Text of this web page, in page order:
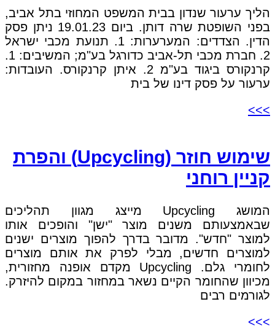
הליך ערעור שנדון בבית המשפט המחוזי בתל אביב,
בפני השופטת שרה דותן. ביום 19.01.23 ניתן פסק
הדין. הצדדים: המערערות: 1. תנועת מכבי ישראל
2. חברת מכבי תל-אביב כדורגל בע"מ; המשיבים: 1.
קרנקורס ביגוד בע"מ 2. איתן קרנקורס. העובדות:
ערעור על פסק דינו של בית
>>>
שימוש חוזר (Upcycling) והפרת
קניין רוחני
המושג Upcycling מייצג מגוון תהליכים
שבאמצעותם משנים מוצר "ישן" והופכים אותו
למוצר "חדש". מדובר בדרך להפוך מוצרים ישנים
למוצרים חדשים, מבלי לפרק את אותם מוצרים
לחומרי גלם. Upcycling מקדם אופנה מחזורית,
מכיוון שהחומר הקיים נשאר במחזור במקום להיזרק.
לגורמים רבים
>>>